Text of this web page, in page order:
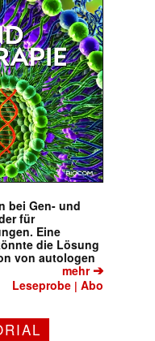
bei Gen- und
für
Eine
die Lösung
von autologen
mehr➔
Leseprobe |Abo